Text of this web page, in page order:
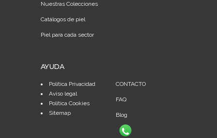
Nuestras Colecciones
Catálogos de piel
Piel para cada sector
AYUDA
Política Privacidad
Aviso legal
Política Cookies
Sitemap
CONTACTO
FAQ
Blog